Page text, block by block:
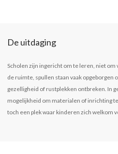
De uitdaging
Scholen zijn ingericht om te leren, niet
de ruimte, spullen staan vaak
gezelligheid of rustplekken ontbreken. In
mogelijkheid om materialen of inrichting
toch een plek waar kinderen zich welkom